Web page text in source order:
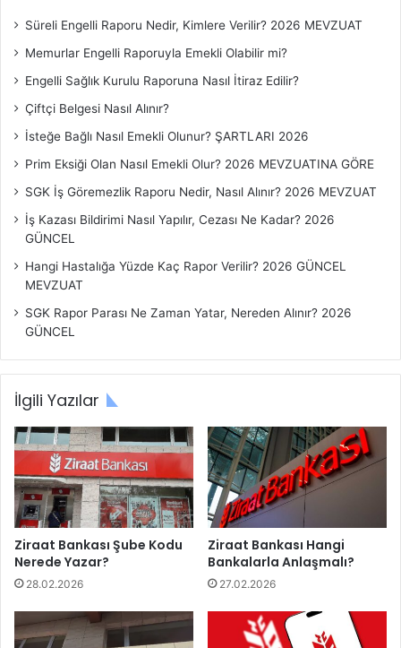
Süreli Engelli Raporu Nedir, Kimlere Verilir? 2026 MEVZUAT
Memurlar Engelli Raporuyla Emekli Olabilir mi?
Engelli Sağlık Kurulu Raporuna Nasıl İtiraz Edilir?
Çiftçi Belgesi Nasıl Alınır?
İsteğe Bağlı Nasıl Emekli Olunur? ŞARTLARI 2026
Prim Eksiği Olan Nasıl Emekli Olur? 2026 MEVZUATINA GÖRE
SGK İş Göremezlik Raporu Nedir, Nasıl Alınır? 2026 MEVZUAT
İş Kazası Bildirimi Nasıl Yapılır, Cezası Ne Kadar? 2026
GÜNCEL
Hangi Hastalığa Yüzde Kaç Rapor Verilir? 2026 GÜNCEL
MEVZUAT
SGK Rapor Parası Ne Zaman Yatar, Nereden Alınır? 2026
GÜNCEL
İlgili Yazılar
Ziraat Bankası Şube Kodu
Nerede Yazar?
28.02.2026
Ziraat Bankası Hangi
Bankalarla Anlaşmalı?
27.02.2026